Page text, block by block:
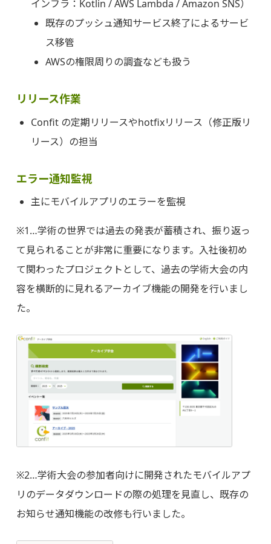
インフラ：Kotlin / AWS Lambda / Amazon SNS）
既存のプッシュ通知サービス終了によるサービ
ス移管
AWSの権限周りの調査なども扱う
リリース作業
Confit の定期リリースやhotfixリリース（修正版リ
リース）の担当
エラー通知監視
主にモバイルアプリのエラーを監視
※1…学術の世界では過去の発表が蓄積され、振り返っ
て見られることが非常に重要になります。入社後初め
て関わったプロジェクトとして、過去の学術大会の内
容を横断的に見れるアーカイブ機能の開発を行いまし
た。
※2…学術大会の参加者向けに開発されたモバイルアプ
リのデータダウンロードの際の処理を見直し、既存の
お知らせ通知機能の改修も行いました。